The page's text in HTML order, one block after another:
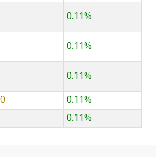
0.11%
0.11%
0.11%
0.11%
0.11%